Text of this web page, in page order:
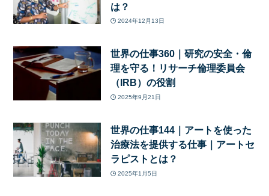
は？
2024年12月13日
世界の仕事360｜研究の安全・倫
理を守る！リサーチ倫理委員会
（IRB）の役割
2025年9月21日
世界の仕事144｜アートを使った
治療法を提供する仕事｜アートセ
ラピストとは？
2025年1月5日